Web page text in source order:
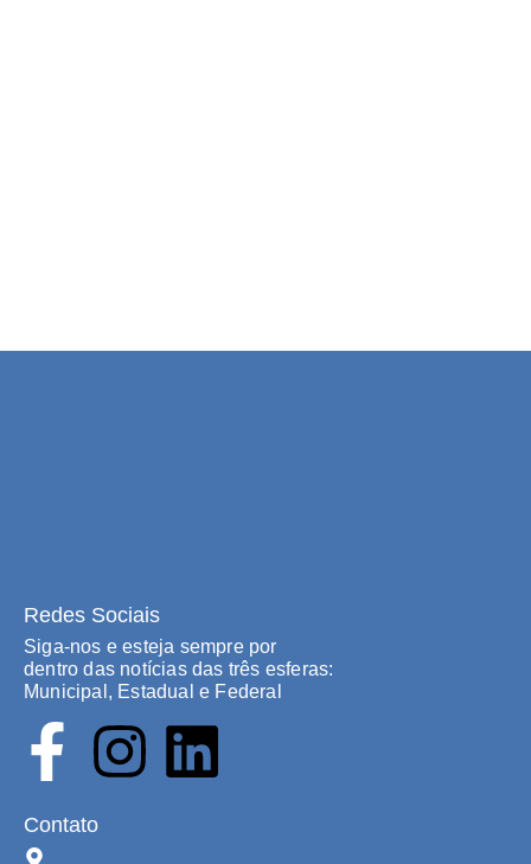
Redes Sociais
Siga-nos e esteja sempre por
dentro das notícias das três esferas:
Municipal, Estadual e Federal
Contato